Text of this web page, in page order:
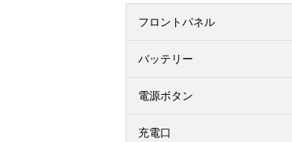
フロントパネル
バッテリー
電源ボタン
充電口